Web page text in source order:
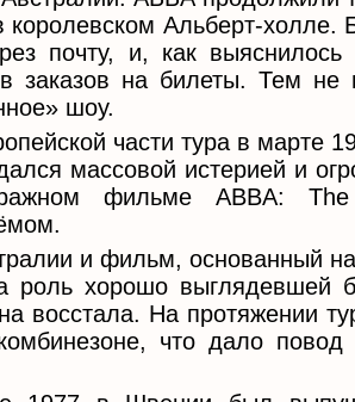
королевском Альберт-холле.
почту, и, как
заказов на билеты. Тем
шоу.
части тура в марте
массовой истерией и
фильме ABBA:
и фильм, основанный
роль хорошо выглядевшей
восстала. На протяжении
что дало